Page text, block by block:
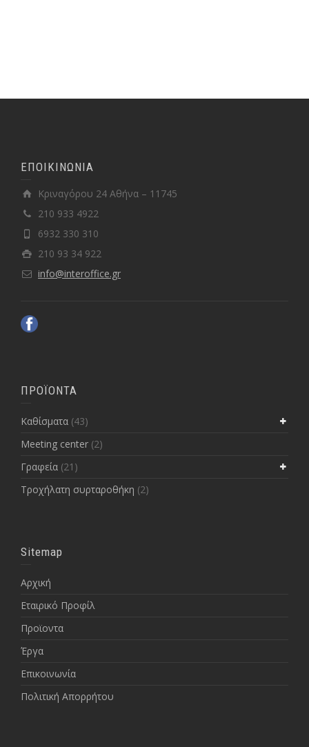
ΕΠΟΙΚΙΝΩΝΙΑ
Κριναγόρου 24 Αθήνα – 11745
210 933 4922
6932 330 310
210 93 34 922
info@interoffice.gr
ΠΡΟΪΟΝΤΑ
Kαθίσματα (43)
Meeting center (2)
Γραφεία (21)
Τροχήλατη συρταροθήκη (2)
Sitemap
Αρχική
Εταιρικό Προφίλ
Προϊοντα
Έργα
Επικοινωνία
Πολιτική Απορρήτου